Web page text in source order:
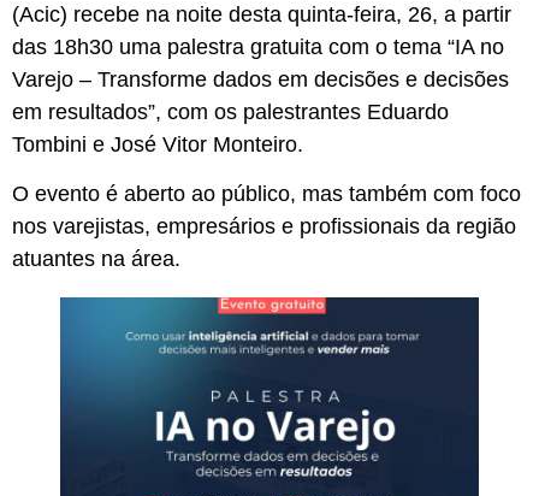
(Acic) recebe na noite desta quinta-feira, 26, a partir
das 18h30 uma palestra gratuita com o tema “IA no
Varejo – Transforme dados em decisões e decisões
em resultados”, com os palestrantes Eduardo
Tombini e José Vitor Monteiro.
O evento é aberto ao público, mas também com foco
nos varejistas, empresários e profissionais da região
atuantes na área.